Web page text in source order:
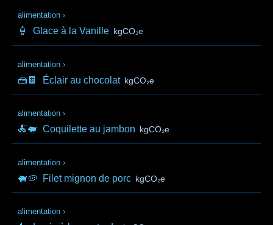
alimentation ›
🍦 Glace à la Vanille kgCO₂e
alimentation ›
🍰🍫 Éclair au chocolat kgCO₂e
alimentation ›
🍝🐖 Coquilette au jambon kgCO₂e
alimentation ›
🐖🥔 Filet mignon de porc kgCO₂e
alimentation ›